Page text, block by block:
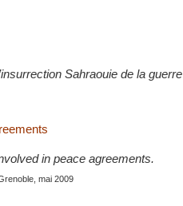
Sahraouie de la
in peace agreements.
mai 2009